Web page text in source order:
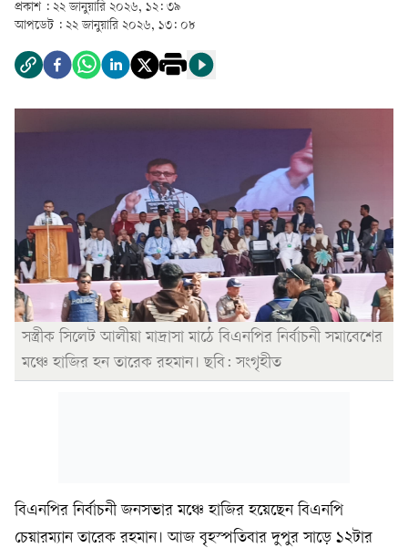
প্রকাশ : ২২ জানুয়ারি ২০২৬, ১২: ৩৯
আপডেট : ২২ জানুয়ারি ২০২৬, ১৩: ০৮
সস্ত্রীক সিলেট আলীয়া মাদ্রাসা মাঠে বিএনপির নির্বাচনী সমাবেশের
মঞ্চে হাজির হন তারেক রহমান। ছবি: সংগৃহীত
বিএনপির নির্বাচনী জনসভার মঞ্চে হাজির হয়েছেন বিএনপি
চেয়ারম্যান তারেক রহমান। আজ বৃহস্পতিবার দুপুর সাড়ে ১২টার